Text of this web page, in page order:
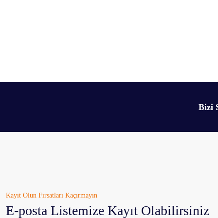
Ürün bilgilerinde hatalar bulunuyor.
Bizi
Kayıt Olun Fırsatları Kaçırmayın
E-posta Listemize Kayıt Olabilirsiniz